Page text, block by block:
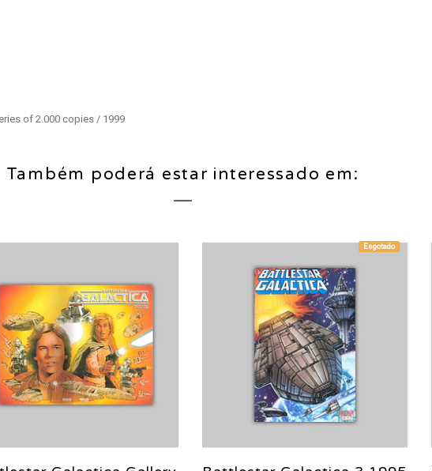
of 2.000 copies / 1999
Também poderá estar interessado em:
Esgotado